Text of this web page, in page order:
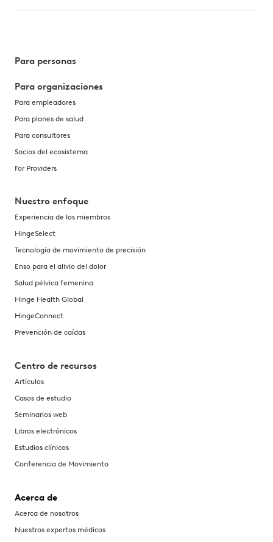
Para personas
Para organizaciones
Para empleadores
Para planes de salud
Para consultores
Socios del ecosistema
For Providers
Nuestro enfoque
Experiencia de los miembros
HingeSelect
Tecnología de movimiento de precisión
Enso para el alivio del dolor
Salud pélvica femenina
Hinge Health Global
HingeConnect
Prevención de caídas
Centro de recursos
Artículos
Casos de estudio
Seminarios web
Libros electrónicos
Estudios clínicos
Conferencia de Movimiento
Acerca de
Acerca de nosotros
Nuestros expertos médicos